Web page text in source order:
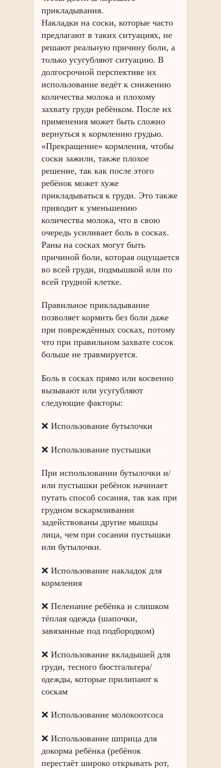
прикладывания.
Накладки на соски, которые часто
предлагают в таких ситуациях, не
решают реальную причину боли, а
только усугубляют ситуацию. В
долгосрочной перспективе их
использование ведёт к снижению
количества молока и плохому
захвату груди ребёнком. После их
применения может быть сложно
вернуться к кормлению грудью.
«Прекращение» кормления, чтобы
соски зажили, также плохое
решение, так как после этого
ребёнок может хуже
прикладываться к груди. Это также
приводит к уменьшению
количества молока, что в свою
очередь усиливает боль в сосках.
Раны на сосках могут быть
причиной боли, которая ощущается
во всей груди, подмышкой или по
всей грудной клетке.
Правильное прикладывание
позволяет кормить без боли даже
при повреждённых сосках, потому
что при правильном захвате сосок
больше не травмируется.
Боль в сосках прямо или косвенно
вызывают или усугубляют
следующие факторы:
❌ Использование бутылочки
❌ Использование пустышки
При использовании бутылочки и/
или пустышки ребёнок начинает
путать способ сосания, так как при
грудном вскармливании
задействованы другие мышцы
лица, чем при сосании пустышки
или бутылочки.
❌ Использование накладок для
кормления
❌ Пеленание ребёнка и слишком
тёплая одежда (шапочки,
завязанные под подбородком)
❌ Использование вкладышей для
груди, тесного бюстгальтера/
одежды, которые прилипают к
соскам
❌ Использование молокоотсоса
❌ Использование шприца для
докорма ребёнка (ребёнок
перестаёт широко открывать рот,